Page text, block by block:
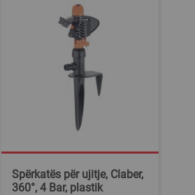
Spërkatës për ujitje, Claber,
360°, 4 Bar, plastik